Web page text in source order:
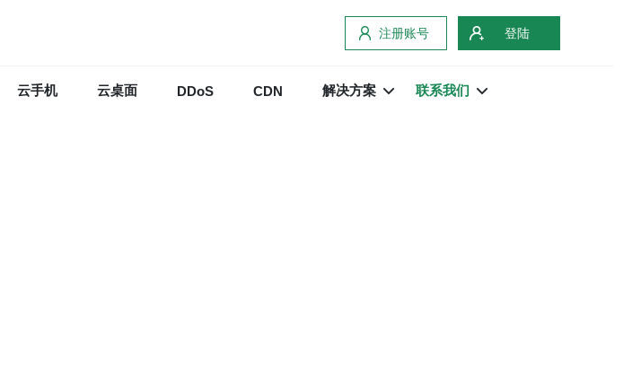
注册账号 登陆
云手机 云桌面 DDoS CDN 解决方案 联系我们